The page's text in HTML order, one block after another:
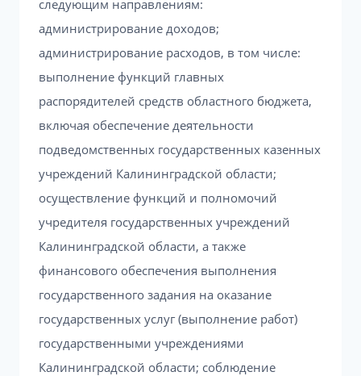
следующим направлениям:
администрирование доходов;
администрирование расходов, в том числе:
выполнение функций главных
распорядителей средств областного бюджета,
включая обеспечение деятельности
подведомственных государственных казенных
учреждений Калининградской области;
осуществление функций и полномочий
учредителя государственных учреждений
Калининградской области, а также
финансового обеспечения выполнения
государственного задания на оказание
государственных услуг (выполнение работ)
государственными учреждениями
Калининградской области; соблюдение